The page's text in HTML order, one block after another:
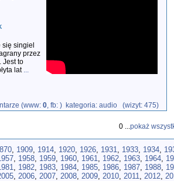
singiel
przez
Jest to
lat ...
(www: 0, fb: ) kategoria: audio (wizyt: 475)
0 ...pokaż
, 1909, 1914, 1920, 1926, 1931, 1933, 1934,
, 1958, 1959, 1960, 1961, 1962, 1963, 1964,
, 1982, 1983, 1984, 1985, 1986, 1987, 1988,
, 2006, 2007, 2008, 2009, 2010, 2011, 2012,